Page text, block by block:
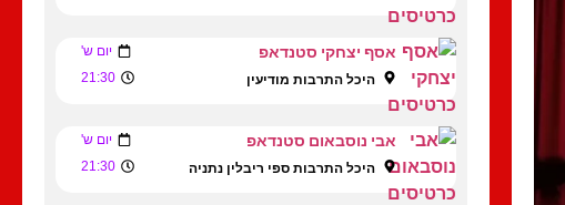
אסף יצחקי סטנדאפ יום ש'
היכל התרבות מודיעין 21:30
אבי נוסבאום סטנדאפ יום ש'
היכל התרבות ספי ריבלין נתניה 21:30